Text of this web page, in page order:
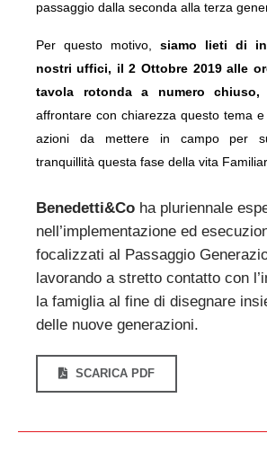
passaggio dalla seconda alla terza
Per questo motivo, siamo lieti di
nostri uffici, il 2 Ottobre 2019 alle
tavola rotonda a numero chiuso,
affrontare con chiarezza questo tema
azioni da mettere in campo per
tranquillità questa fase della vita
Benedetti&Coha pluriennale
nell’implementazione ed
focalizzati al Passaggio
lavorando a stretto contatto con
la famiglia al fine di disegnare
delle nuove generazioni.
SCARICA PDF